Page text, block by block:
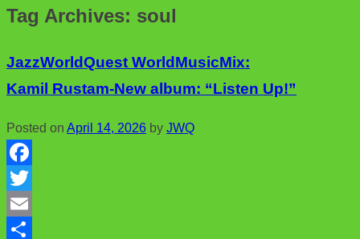
Tag Archives: soul
JazzWorldQuest WorldMusicMix:
Kamil Rustam-New album: “Listen Up!”
Posted on April 14, 2026 by JWQ
F
a
c
T
w
E